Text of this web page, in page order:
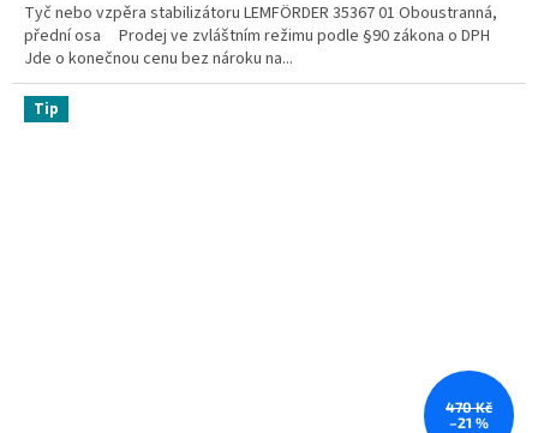
Tyč nebo vzpěra stabilizátoru LEMFÖRDER 35367 01 Oboustranná,
přední osa Prodej ve zvláštním režimu podle §90 zákona o DPH
Jde o konečnou cenu bez nároku na...
Tip
470 Kč
–21 %